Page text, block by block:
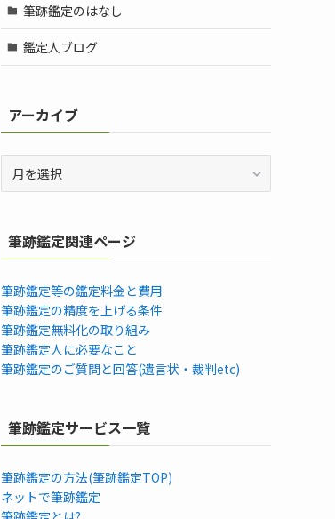
筆跡鑑定のはなし
鑑定人ブログ
アーカイブ
ブ
筆跡鑑定関連ページ
筆跡鑑定等の鑑定料金と費用
筆跡鑑定の精度を上げる条件
筆跡鑑定無料化の取り組み
筆跡鑑定人に必要なこと
筆跡鑑定のご質問と回答(遺言状・裁判etc)
筆跡鑑定サービス一覧
筆跡鑑定の方法(筆跡鑑定TOP)
ネットで筆跡鑑定